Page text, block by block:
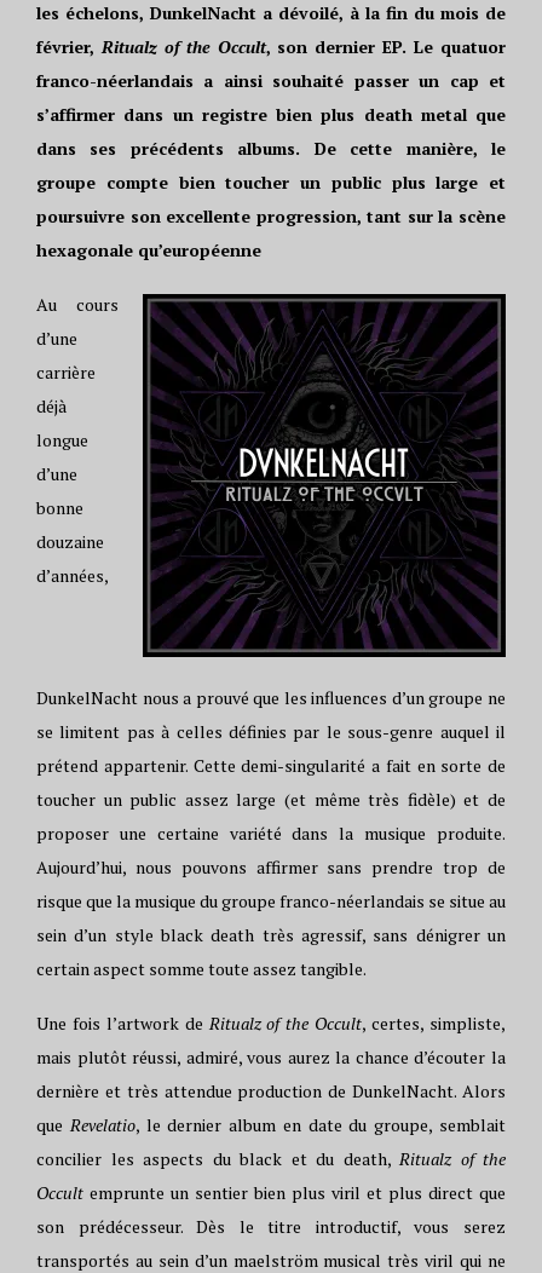
les échelons, DunkelNacht a dévoilé, à la fin du mois de
février,Ritualz of the Occult, son dernier EP. Le quatuor
franco-néerlandais a ainsi souhaité passer un cap et
s’affirmer dans un registre bien plus death metal que
dans ses précédents albums. De cette manière, le
groupe compte bien toucher un public plus large et
poursuivre son excellente progression, tant sur la scène
hexagonale qu’européenne
Au cours
d’une
carrière
déjà
longue
d’une
bonne
douzaine
d’années,
DunkelNacht nous a prouvé que les influences d’un groupe ne
se limitent pas à celles définies par le sous-genre auquel il
prétend appartenir. Cette demi-singularité a fait en sorte de
toucher un public assez large (et même très fidèle) et de
proposer une certaine variété dans la musique produite.
Aujourd’hui, nous pouvons affirmer sans prendre trop de
risque que la musique du groupe franco-néerlandais se situe au
sein d’un style black death très agressif, sans dénigrer un
certain aspect somme toute assez tangible.
Une fois l’artwork de Ritualz of the Occult, certes, simpliste,
mais plutôt réussi, admiré, vous aurez la chance d’écouter la
dernière et très attendue production de DunkelNacht. Alors
que Revelatio, le dernier album en date du groupe, semblait
concilier les aspects du black et du death, Ritualz of the
Occult emprunte un sentier bien plus viril et plus direct que
son prédécesseur. Dès le titre introductif, vous serez
transportés au sein d’un maelström musical très viril qui ne